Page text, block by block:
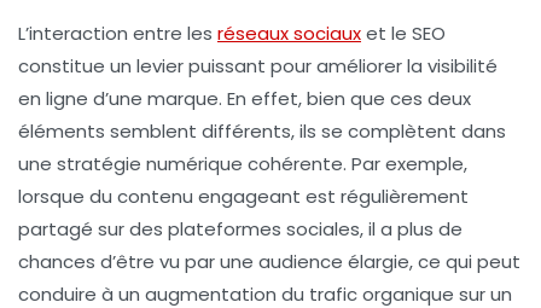
L’interaction entre les réseaux sociauxet le SEO
constitue un levier puissant pour améliorer la visibilité
en ligne d’une marque. En effet, bien que ces deux
éléments semblent différents, ils se complètent dans
une stratégie numérique cohérente. Par exemple,
lorsque du contenu engageant est régulièrement
partagé sur des plateformes sociales, il a plus de
chances d’être vu par une audience élargie, ce qui peut
conduire à un augmentation du trafic organique sur un